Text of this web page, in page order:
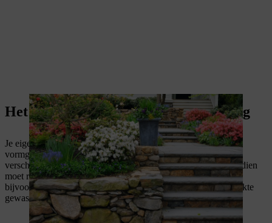
Het inrichten van je voortuin: planning
Je eigen smaak en voorliefde spelen een cruciale rol bij het
vormgeven van je voortuin. Daarbij kan je je oriënteren aan
verschillende stijlen of ze zelfs met elkaar combineren. Bovendien
moet rekening worden gehouden met de praktische aspecten,
bijvoorbeeld dat het oppervlak begaanbaar blijft en met geschikte
gewassen wordt beplant.